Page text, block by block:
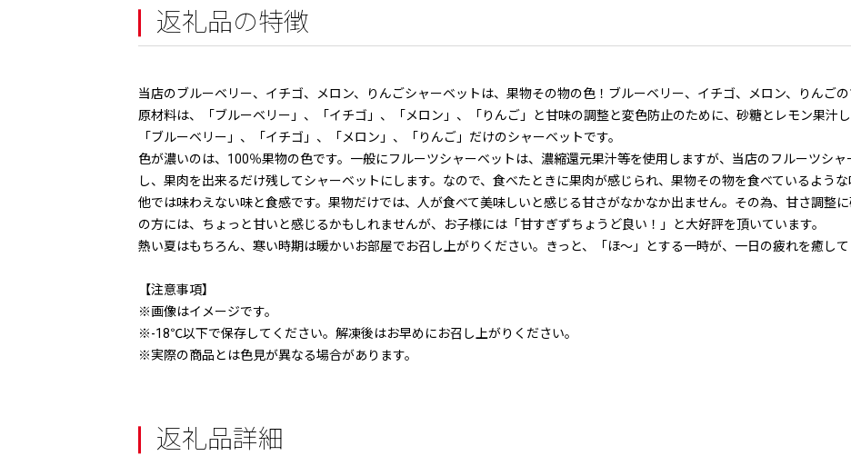
返礼品の特徴
当店のブルーベリー、イチゴ、メロン、りんごシャーベットは、果物その物の色！ブルーベリー、イチゴ、メロン、りんごの
原材料は、「ブルーベリー」、「イチゴ」、「メロン」、「りんご」と甘味の調整と変色防止のために、砂糖とレモン果汁
「ブルーベリー」、「イチゴ」、「メロン」、「りんご」だけのシャーベットです。
色が濃いのは、100％果物の色です。一般にフルーツシャーベットは、濃縮還元果汁等を使用しますが、当店のフルーツシ
し、果肉を出来るだけ残してシャーベットにします。なので、食べたときに果肉が感じられ、果物その物を食べているような
他では味わえない味と食感です。果物だけでは、人が食べて美味しいと感じる甘さがなかなか出ません。その為、甘さ調整
の方には、ちょっと甘いと感じるかもしれませんが、お子様には「甘すぎずちょうど良い！」と大好評を頂いています。
熱い夏はもちろん、寒い時期は暖かいお部屋でお召し上がりください。きっと、「ほ～」とする一時が、一日の疲れを癒して
【注意事項】
※画像はイメージです。
※-18℃以下で保存してください。解凍後はお早めにお召し上がりください。
※実際の商品とは色見が異なる場合があります。
返礼品詳細